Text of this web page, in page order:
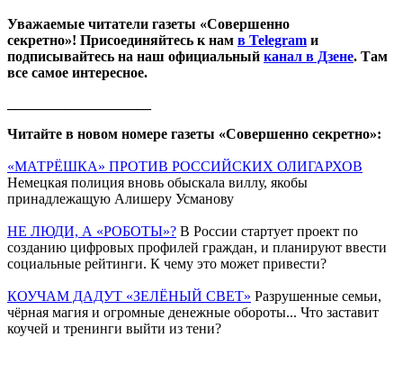
Уважаемые читатели газеты «Совершенно
секретно»! Присоединяйтесь к нам в Telegram и
подписывайтесь на наш официальный канал в Дзене. Там
все самое интересное.
Читайте в новом номере газеты «Совершенно секретно»:
«МАТРЁШКА» ПРОТИВ РОССИЙСКИХ ОЛИГАРХОВ
Немецкая полиция вновь обыскала виллу, якобы
принадлежащую Алишеру Усманову
НЕ ЛЮДИ, А «РОБОТЫ»? В России стартует проект по
созданию цифровых профилей граждан, и планируют ввести
социальные рейтинги. К чему это может привести?
КОУЧАМ ДАДУТ «ЗЕЛЁНЫЙ СВЕТ» Разрушенные семьи,
чёрная магия и огромные денежные обороты... Что заставит
коучей и тренинги выйти из тени?